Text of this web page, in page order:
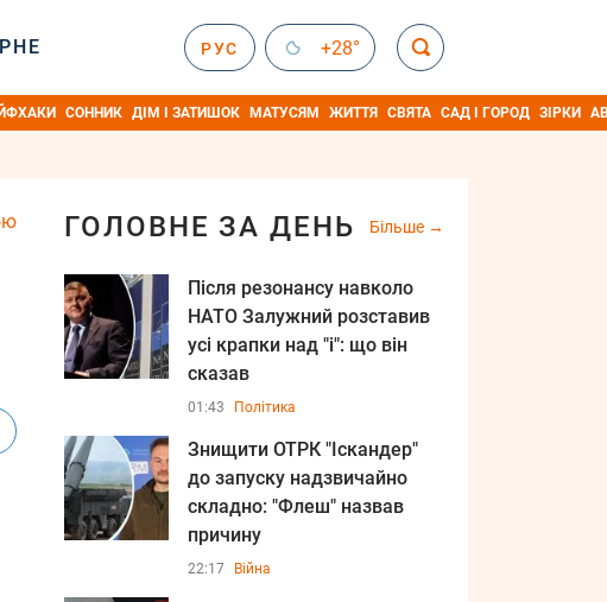
РУС +28°
СОННИК ДІМ І ЗАТИШОК МАТУСЯМ ЖИТТЯ СВЯТА САД І ГОРОД ЗІРКИ
ГОЛОВНЕ ЗА ДЕНЬ Більше
Після резонансу навколо
НАТО Залужний розставив
усі крапки над "і": що він
сказав
01:43 Політика
Знищити ОТРК "Іскандер"
до запуску надзвичайно
складно: "Флеш" назвав
причину
22:17 Війна